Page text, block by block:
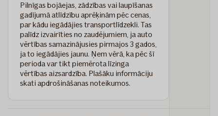
Pilnīgas bojāejas, zādzības vai laupīšanas
gadījumā atlīdzību aprēķinām pēc cenas,
par kādu iegādājies transportlīdzekli. Tas
palīdz izvairīties no zaudējumiem, ja auto
vērtības samazinājusies pirmajos 3 gados,
ja to iegādājies jaunu. Ņem vērā, ka pēc šī
perioda var tikt piemērota līzinga
vērtības aizsardzība. Plašāku informāciju
skati apdrošināšanas noteikumos.